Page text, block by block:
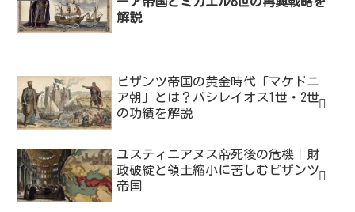
解説
ビザンツ帝国の黄金時代「マケドニ
ア朝」とは？バシレイオス1世・2世
の功績を解説
ユスティニアヌス帝死後の危機｜財
政破綻と領土縮小に苦しむビザンツ
帝国